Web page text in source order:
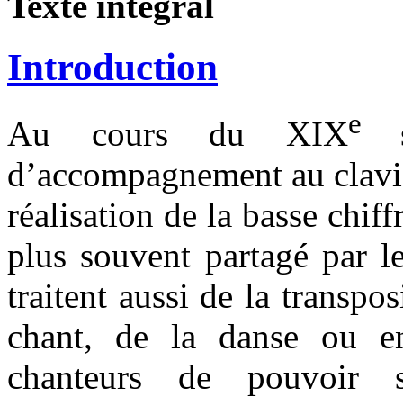
Introduction
Au cours du XIXe
d’accompagnement au
réalisation de la basse
plus souvent partagé par
traitent aussi de la
chant, de la danse ou
chanteurs de pouvoir